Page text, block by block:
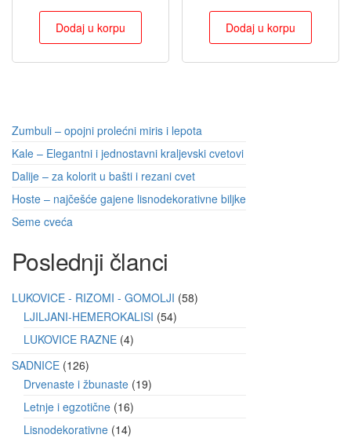
Dodaj u korpu Dodaj u korpu
Zumbuli – opojni prolećni miris i lepota
Kale – Elegantni i jednostavni kraljevski cvetovi
Dalije – za kolorit u bašti i rezani cvet
Hoste – najčešće gajene lisnodekorativne biljke
Seme cveća
Poslednji članci
LUKOVICE - RIZOMI - GOMOLJI 58
LJILJANI-HEMEROKALISI 54
LUKOVICE RAZNE 4
SADNICE 126
Drvenaste i žbunaste 19
Letnje i egzotične 16
Lisnodekorativne 14